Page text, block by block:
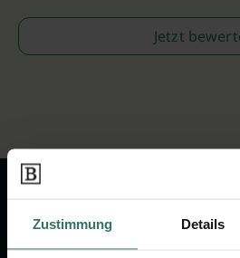
Zustimmung Details
Jetzt
Wir sind Ihr